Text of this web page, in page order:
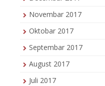
Novembar 2017
Oktobar 2017
Septembar 2017
August 2017
Juli 2017